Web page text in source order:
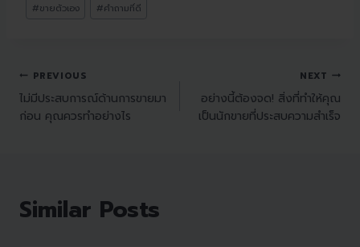
#ขายตัวเอง #คำถามที่ดี
PREVIOUS
ไม่มีประสบการณ์ด้านการขายมา
ก่อน คุณควรทำอย่างไร
NEXT
อย่างนี้ต้องจด! สิ่งที่ทำให้คุณ
เป็นนักขายที่ประสบความสำเร็จ
Similar Posts